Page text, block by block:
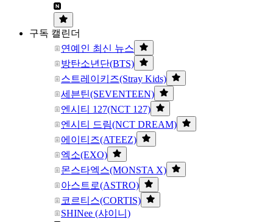
구독 캘린더
연예인 최신 뉴스
방탄소년단(BTS)
스트레이키즈(Stray Kids)
세븐틴(SEVENTEEN)
엔시티 127(NCT 127)
엔시티 드림(NCT DREAM)
에이티즈(ATEEZ)
엑소(EXO)
몬스타엑스(MONSTA X)
아스트로(ASTRO)
코르티스(CORTIS)
SHINee (샤이니)